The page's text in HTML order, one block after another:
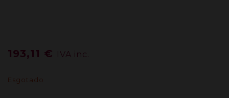
193,11 € IVA inc.
Esgotado